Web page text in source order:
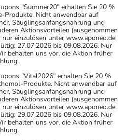
"Summer20" erhalten Sie 20 %
Produkte. Nicht anwendbar auf
Säuglingsanfangsnahrung und
Aktionsvorteilen (ausgenommen
einzulösen unter www.aponeo.de
27.07.2026 bis 09.08.2026. Nur
behalten uns vor, die Aktion früher
"Vital2026" erhalten Sie 20 %
Produkte. Nicht anwendbar auf
Säuglingsanfangsnahrung und
Aktionsvorteilen (ausgenommen
einzulösen unter www.aponeo.de
29.07.2026 bis 09.08.2026. Nur
behalten uns vor, die Aktion früher